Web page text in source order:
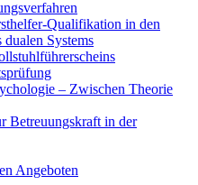
Qualifikation in den
dualen Systems
– Zwischen Theorie
Betreuungskraft in der
Angeboten